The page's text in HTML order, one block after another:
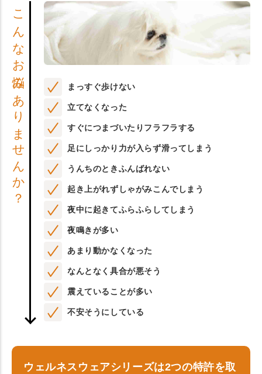
こんなお悩みありませんか？ まっすぐ歩けない
立てなくなった
すぐにつまづいたりフラフラする
足にしっかり力が入らず滑ってしまう
うんちのときふんばれない
起き上がれずしゃがみこんでしまう
夜中に起きてふらふらしてしまう
夜鳴きが多い
あまり動かなくなった
なんとなく具合が悪そう
震えていることが多い
不安そうにしている
ウェルネスウェアシリーズは2つの特許を取